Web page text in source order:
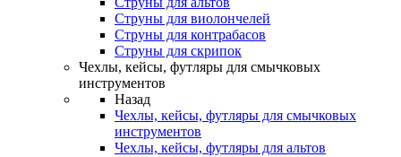
Струны для виолончелей
Струны для контрабасов
Струны для скрипок
Чехлы, кейсы, футляры для смычковых
инструментов
Назад
Чехлы, кейсы, футляры для смычковых
инструментов
Чехлы, кейсы, футляры для альтов